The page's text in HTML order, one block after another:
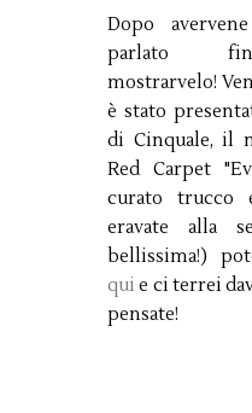
Dopo
parlato
mostrarvelo!
è stato
di Cinquale, il
Red Carpet
curato trucco
eravate alla
bellissima!)
qui e ci terrei
pensate!